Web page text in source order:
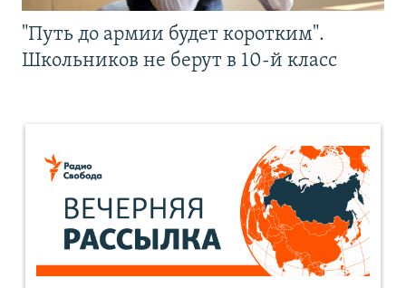
"Путь до армии будет коротким".
Школьников не берут в 10-й класс